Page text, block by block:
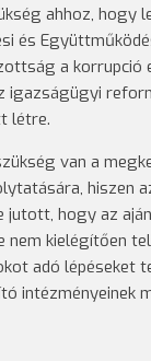
ahhoz, hogy
és
a korrupció
igazságügyi
létre.
van a
hiszen
jutott, hogy az
nem kielégítően
adó lépéseket
intézményeinek